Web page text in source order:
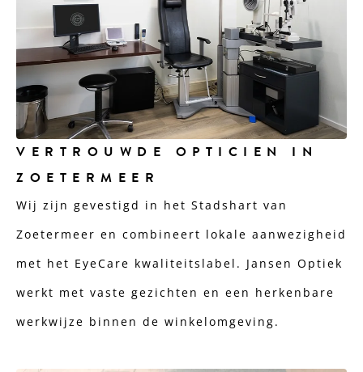
VERTROUWDE OPTICIEN IN
ZOETERMEER
Wij zijn gevestigd in het Stadshart van
Zoetermeer en combineert lokale aanwezigheid
met het EyeCare kwaliteitslabel. Jansen Optiek
werkt met vaste gezichten en een herkenbare
werkwijze binnen de winkelomgeving.